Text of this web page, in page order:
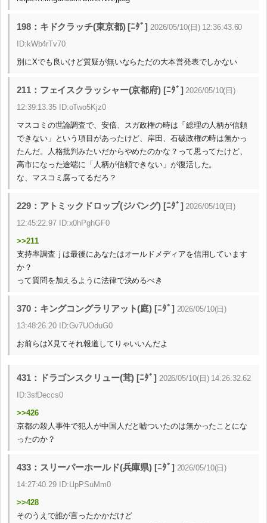
198：キドクラッチ(東京都) [ﾆﾀﾞ] 2026/05/10(日) 12:36:43.60
ID:kWb4rTv70
別にXでも良いけど質疑が無いならただの大本営発表でしかない
211：フェイスクラッシャー(京都府) [ﾆﾀﾞ] 2026/05/10(日)
12:39:13.35 ID:oTwo5Kjz0
マスコミの世論調査で、安倍、スガ政権の時は「総理の人柄が信頼
できない」という項目があったけど、岸田、石破政権の時は無かっ
たんだ。人格批判みたいだからやめたのかな？って思ってたけど、
高市になった途端に「人柄が信頼できない」が復活した。
な、マスコミ腐ってるだろ？
229：アトミックドロップ(ジパング) [ﾆﾀﾞ] 2026/05/10(日)
12:45:22.97 ID:x0hPghGF0
>>211
支持率調査ｊは最後にあなたはオールドメディアを信用しています
か？
って質問を加えるように法律で決めるべき
370：キングコングラリアット(庭) [ﾆﾀﾞ] 2026/05/10(日)
13:48:26.20 ID:Gv7UOduG0
お前らはX見てそれ報道してりゃいいんだよ
431：ドラゴンスクリュー(茸) [ﾆﾀﾞ] 2026/05/10(日) 14:26:32.62
ID:3sfDeccs0
>>426
京都の殺人事件で犯人が中国人だと嘘ついたのは無かったことにな
ったのか？
433：スリーパーホールド(兵庫県) [ﾆﾀﾞ] 2026/05/10(日)
14:27:40.29 ID:LlpPSuMm0
>>428
そのうえで誰が言ったかかだけど